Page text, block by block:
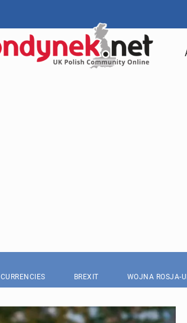
CURRENCIES BREXIT WOJNA ROSJA-